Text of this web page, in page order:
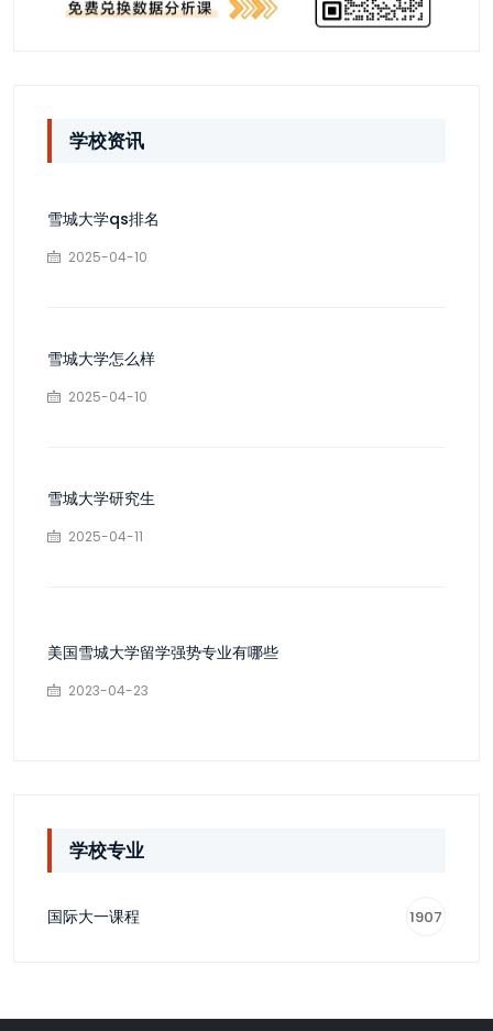
学校资讯
雪城大学qs排名
2025-04-10
雪城大学怎么样
2025-04-10
雪城大学研究生
2025-04-11
美国雪城大学留学强势专业有哪些
2023-04-23
学校专业
国际大一课程 1907